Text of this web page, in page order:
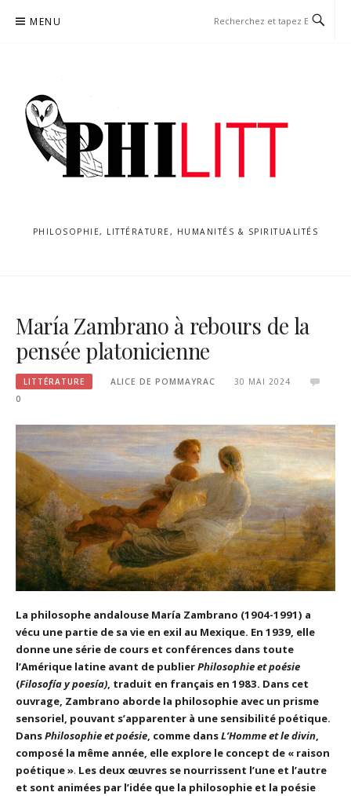
MENU
PHILOSOPHIE, LITTÉRATURE, HUMANITÉS & SPIRITUALITÉS
María Zambrano à rebours de la
pensée platonicienne
LITTÉRATURE ALICE DE POMMAYRAC
30 MAI 2024
0
La philosophe andalouse María Zambrano (1904-1991) a
vécu une partie de sa vie en exil au Mexique. En 1939, elle
donne une série de cours et conférences dans toute
l’Amérique latine avant de publierPhilosophie et poésie
(Filosofía y poesía), traduit en français en 1983. Dans cet
ouvrage, Zambrano aborde la philosophie avec un prisme
sensoriel, pouvant s’apparenter à une sensibilité poétique.
DansPhilosophie et poésie, comme dansL’Homme et le divin,
composé la même année, elle explore le concept de « raison
poétique ». Les deux œuvres se nourrissent l’une et l’autre
et sont animées par l’idée que la philosophie et la poésie